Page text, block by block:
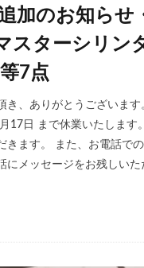
追加のお知ら
スターシリン
7点
き、ありがとうございま
17日 まで休業いたします
きます。 また、お電話で
にメッセージをお残しい